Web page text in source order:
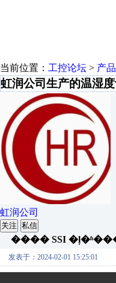
当前位置： 工控论坛 > 产品
虹润公司生产的温湿
虹润公司
关注 私信
���� SSI
发表于：2024-02-01 15:25:01